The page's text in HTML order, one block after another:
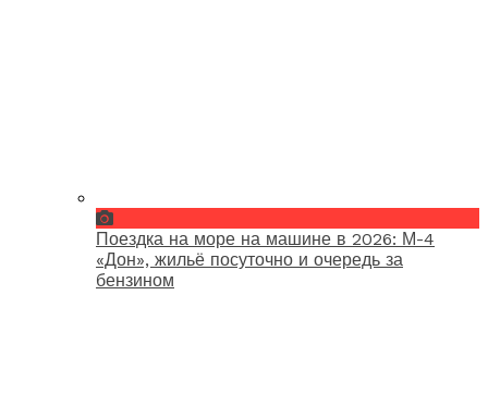
Поездка на море на машине в 2026: М-4
«Дон», жильё посуточно и очередь за
бензином